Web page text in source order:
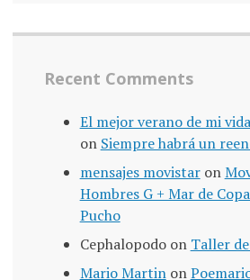
Recent Comments
El mejor verano de mi
on Siempre habrá un
mensajes movistaron
Hombres G + Mar de
Pucho
Cephalopodoon Taller
Mario Martinon